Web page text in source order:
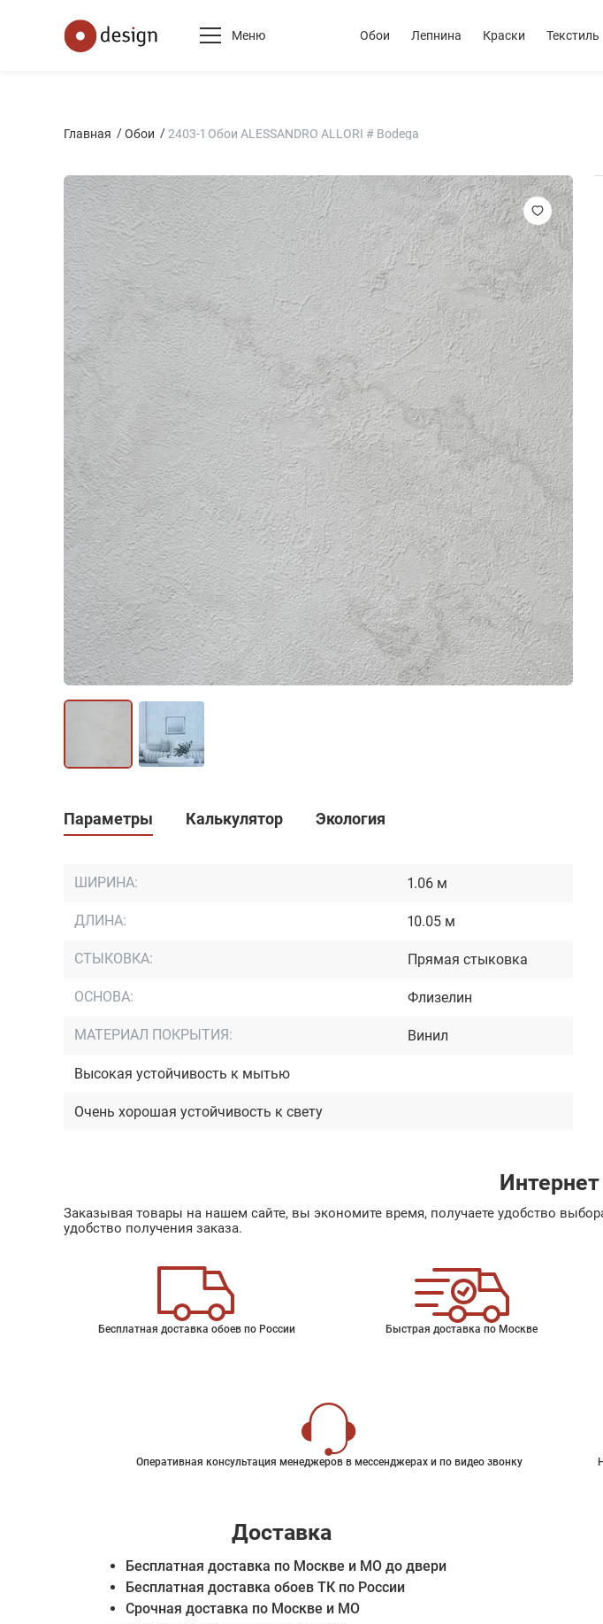
Меню Обои Лепнина Краски Текстиль
Главная Обои 2403-1 Обои ALESSANDRO ALLORI # Bodega
Параметры Калькулятор Экология
ШИРИНА: 1.06 м
ДЛИНА: 10.05 м
СТЫКОВКА: Прямая стыковка
ОСНОВА: Флизелин
МАТЕРИАЛ ПОКРЫТИЯ: Винил
Высокая устойчивость к мытью
Очень хорошая устойчивость к свету
Заказывая товары на нашем сайте, вы экономите время, получаете удобство
удобство получения заказа.
Бесплатная доставка обоев по России Быстрая доставка по Москве
Оперативная консультация менеджеров в мессенджерах и по видео звонку
Доставка
Бесплатная доставка по Москве и МО до двери
Бесплатная доставка обоев ТК по России
Срочная доставка по Москве и МО